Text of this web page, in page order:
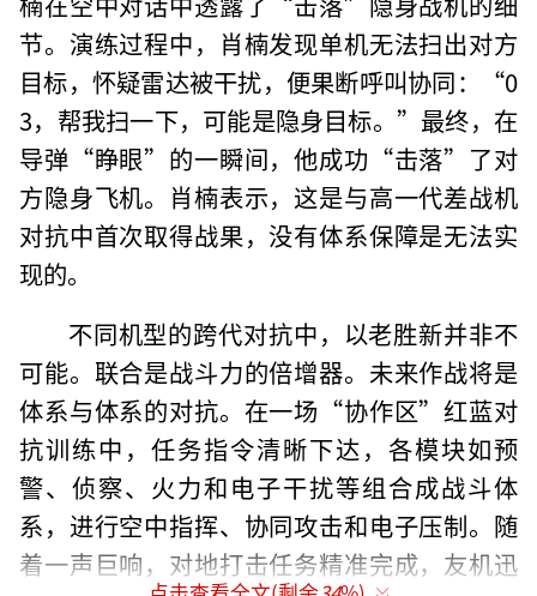
节。演练过程中，肖楠发现单机无法扫出对方
目标，怀疑雷达被干扰，便果断呼叫协同：“0
3，帮我扫一下，可能是隐身目标。”最终，在
导弹“睁眼”的一瞬间，他成功“击落”了对
方隐身飞机。肖楠表示，这是与高一代差战机
对抗中首次取得战果，没有体系保障是无法实
现的。
不同机型的跨代对抗中，以老胜新并非不
可能。联合是战斗力的倍增器。未来作战将是
体系与体系的对抗。在一场“协作区”红蓝对
抗训练中，任务指令清晰下达，各模块如预
警、侦察、火力和电子干扰等组合成战斗体
系，进行空中指挥、协同攻击和电子压制。随
着一声巨响，对地打击任务精准完成，友机迅